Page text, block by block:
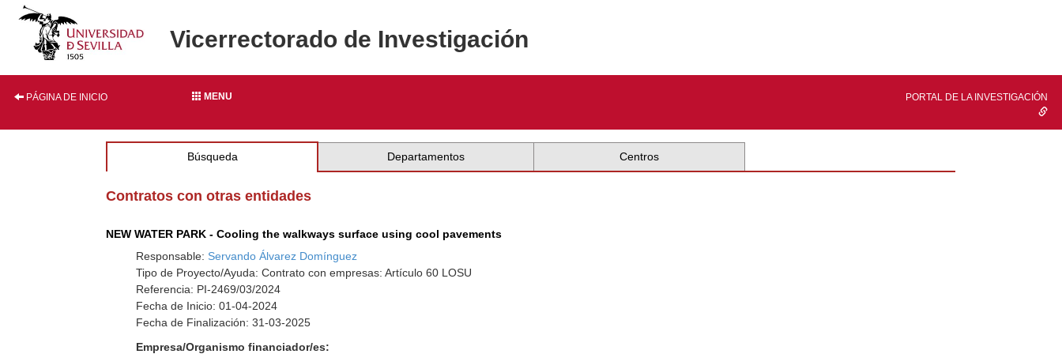
Vicerrectorado de Investigación
PÁGINA DE INICIO MENU PORTAL DE LA INVESTIGACIÓN
Búsqueda Departamentos Centros
Contratos con otras entidades
NEW WATER PARK - Cooling the walkways surface using cool pavements
Responsable: Servando Álvarez Domínguez
Tipo de Proyecto/Ayuda: Contrato con empresas: Artículo 60 LOSU
Referencia: PI-2469/03/2024
Fecha de Inicio: 01-04-2024
Fecha de Finalización: 31-03-2025
Empresa/Organismo financiador/es: